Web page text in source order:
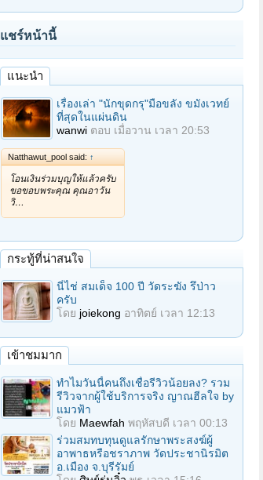
แชร์หน้านี้
แนะนำ
เรื่องเล่า "นักขุดกรุ"มือขลัง ขมังเวทย์
ที่สุดในแผ่นดิน
wanwi ตอบ เมื่อวาน เวลา 20:53
Natthawut_pool said: ↑
โอนเงินร่วมบุญให้แล้วครับ
ขอขอบพระคุณ คุณอาวัน
วิ…
กระทู้ที่น่าสนใจ
นี่ไช่ สมเด็จ 100 ปี วัดระฆัง รึป่าว
ครับ
โดย joiekong อาทิตย์ เวลา 12:13
เข้าชมมาก
ทำไมวันนี้คนถึงเชื่อรีวิวน้อยลง? รวม
รีวิวจากผู้ใช้บริการจริง ญาณฮีลใจ by
แมวฟ้า
โดย Maewfah พฤหัสบดี เวลา 00:13
ร่วมสมทบทุนดูแลรักษาพระสงฆ์ผู้
อาพาธหรือชราภาพ วัดประชานิรมิต
อ.เมือง จ.บุรีรัมย์